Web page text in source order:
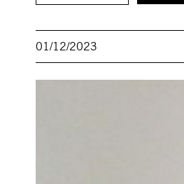
01/12/2023